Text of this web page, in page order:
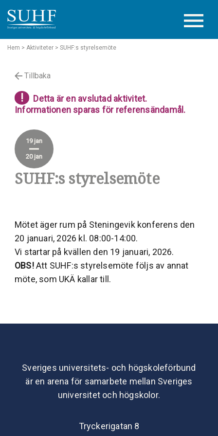
Hem > Aktiviteter > SUHF:s styrelsemöte
Tillbaka
!
Detta är en avslutad aktivitet.
Informationen sparas för referensändamål.
SUHF:s styrelsemöte
19 jan
20 jan
Mötet äger rum på Steningevik konferens den
20 januari, 2026 kl. 08:00-14:00.
Vi startar på kvällen den 19 januari, 2026.
OBS!Att SUHF:s styrelsemöte följs av annat
möte, som UKÄ kallar till.
Sveriges universitets- och högskoleförbund
är en arena för samarbete mellan Sveriges
universitet och högskolor.
Tryckerigatan 8